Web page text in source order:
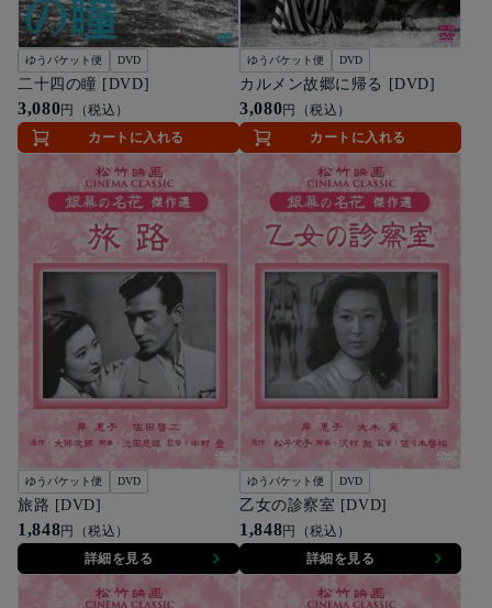
ゆうパケット便 DVD
二十四の瞳 [DVD]
3,080円（税込）
カートに入れる
ゆうパケット便 DVD
カルメン故郷に帰る [DVD]
3,080円（税込）
カートに入れる
ゆうパケット便 DVD
旅路 [DVD]
1,848円（税込）
詳細を見る
ゆうパケット便 DVD
乙女の診察室 [DVD]
1,848円（税込）
詳細を見る